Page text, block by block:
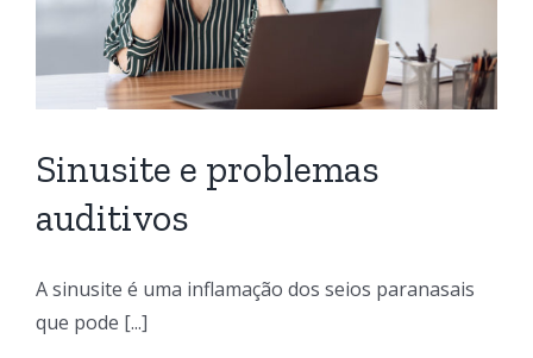
Sinusite e problemas
auditivos
A sinusite é uma inflamação dos seios paranasais
que pode [...]